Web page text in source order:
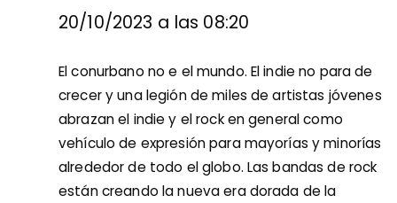
20/10/2023 a las 08:20
El conurbano no e el mundo. El indie no para de
crecer y una legión de miles de artistas jóvenes
abrazan el indie y el rock en general como
vehículo de expresión para mayorías y minorías
alrededor de todo el globo. Las bandas de rock
están creando la nueva era dorada de la